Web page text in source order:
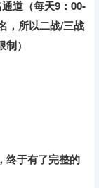
院校的参考书、
所以二战/三战
制）